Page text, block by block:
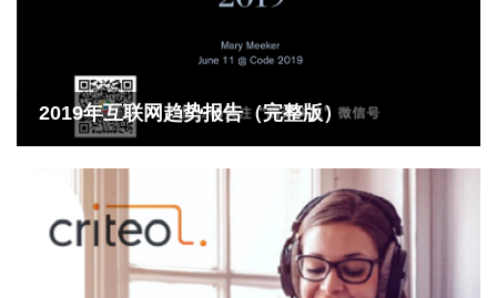
2019年互联网趋势报告（完整版）